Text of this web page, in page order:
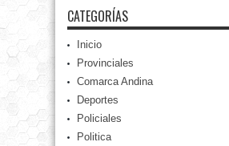
CATEGORÍAS
Inicio
Provinciales
Comarca Andina
Deportes
Policiales
Politica